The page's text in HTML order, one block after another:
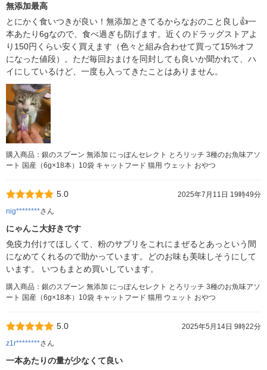
無添加最高
とにかく食いつきが良い！無添加ときてるからなおのこと良し👍一
本あたり6gなので、食べ過ぎも防げます。近くのドラッグストアよ
り150円くらい安く買えます（色々と組み合わせて買って15%オフ
になった値段）。ただ毎回おまけを同封しても良いか聞かれて、ハ
イにしているけど、一度も入ってきたことはありません。
購入商品：銀のスプーン 無添加 にっぽんセレクト とろリッチ 3種のお魚味アソ
ート 国産（6g×18本）10袋 キャットフード 猫用 ウェット おやつ
5.0
2025年7月11日 19時49分
nig********さん
にゃんこ大好きです
免疫力付けてほしくて、粉のサプリをこれにまぜるとあっという間
になめてくれるので助かっています。どのお味も美味しそうにして
います。 いつもまとめ買いしています。
購入商品：銀のスプーン 無添加 にっぽんセレクト とろリッチ 3種のお魚味アソ
ート 国産（6g×18本）10袋 キャットフード 猫用 ウェット おやつ
5.0
2025年5月14日 9時22分
z1r********さん
一本あたりの量が少なくて良い